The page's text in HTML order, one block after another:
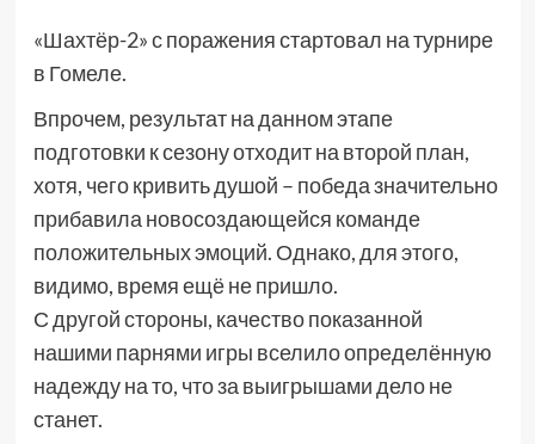
«Шахтёр-2» с поражения стартовал на турнире
в Гомеле.
Впрочем, результат на данном этапе
подготовки к сезону отходит на второй план,
хотя, чего кривить душой – победа значительно
прибавила новосоздающейся команде
положительных эмоций. Однако, для этого,
видимо, время ещё не пришло.
С другой стороны, качество показанной
нашими парнями игры вселило определённую
надежду на то, что за выигрышами дело не
станет.